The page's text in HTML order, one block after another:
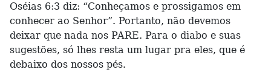
Oséias 6:3 diz: “Conheçamos e prossigamos em
conhecer ao Senhor”. Portanto, não devemos
deixar que nada nos PARE. Para o diabo e suas
sugestões, só lhes resta um lugar pra eles, que é
debaixo dos nossos pés.